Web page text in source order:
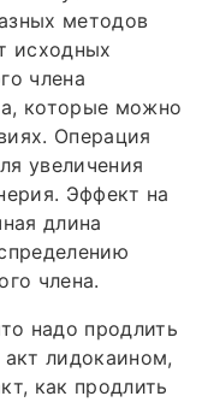
методов
исходных
члена
которые можно
Операция
увеличения
Эффект на
длина
члена.
надо продлить
лидокаином,
как продлить